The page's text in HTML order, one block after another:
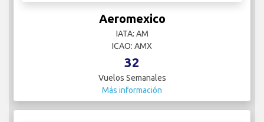
Aeromexico
IATA: AM
ICAO: AMX
32
Vuelos Semanales
Más información